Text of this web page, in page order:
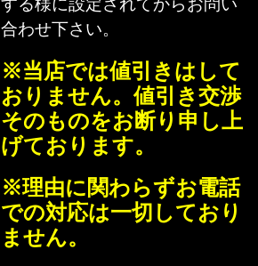
する様に設定されてからお問い
合わせ下さい。
※当店では値引きはして
おりません。値引き交渉
そのものをお断り申し上
げております。
※理由に関わらずお電話
での対応は一切しており
ません。